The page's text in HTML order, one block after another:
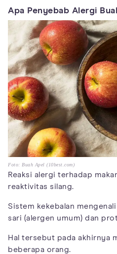
Apa Penyebab Alergi
Foto: Buah Apel (10best.com)
Reaksi alergi terhadap
reaktivitas silang.
Sistem kekebalan
sari (alergen umum) dan
Hal tersebut pada akhirnya
beberapa orang.